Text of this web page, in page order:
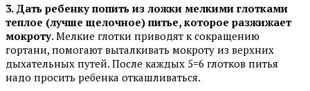
3. Дать ребенку попить из ложки мелкими глотками
теплое (лучше щелочное) питье, которое разжижает
мокроту. Мелкие глотки приводят к сокращению
гортани, помогают выталкивать мокроту из верхних
дыхательных путей. После каждых 5=6 глотков питья
надо просить ребенка откашливаться.